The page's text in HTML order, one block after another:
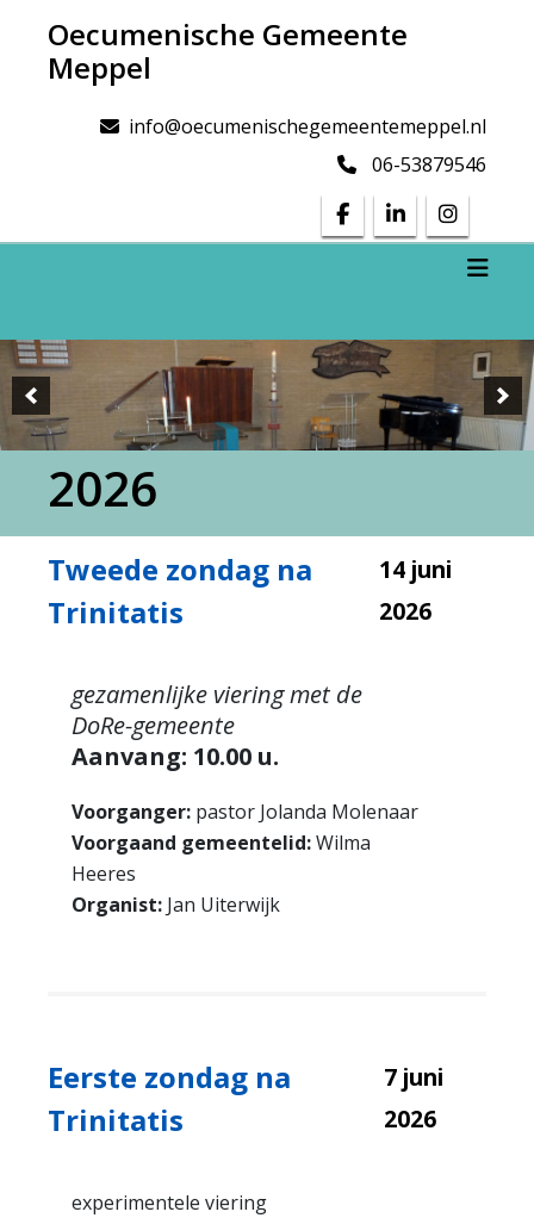
inhoud
Oecumenische Gemeente
Meppel
info@oecumenischegemeentemeppel.nl
06-53879546
2026
Tweede zondag na
Trinitatis
14 juni
2026
gezamenlijke viering met de
DoRe-gemeente
Aanvang: 10.00 u.
Voorganger: pastor Jolanda Molenaar
Voorgaand gemeentelid:Wilma
Heeres
Organist: Jan Uiterwijk
Eerste zondag na
Trinitatis
7 juni
2026
experimentele viering